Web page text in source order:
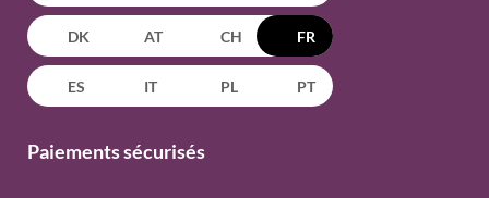
DK AT CH FR
ES IT PL PT
Paiements sécurisés